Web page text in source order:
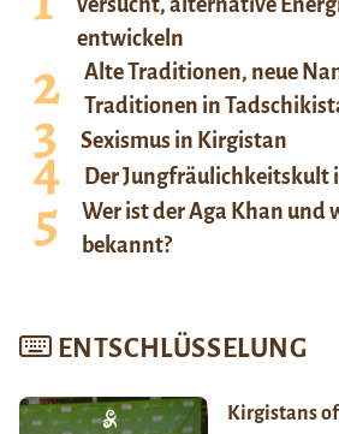
entwickeln
Alte Traditionen, neue
Traditionen in
Sexismus in Kirgistan
Der Jungfräulichkeitskult
Wer ist der Aga Khan und
bekannt?
ENTSCHLÜSSELUNG
Kirgistans